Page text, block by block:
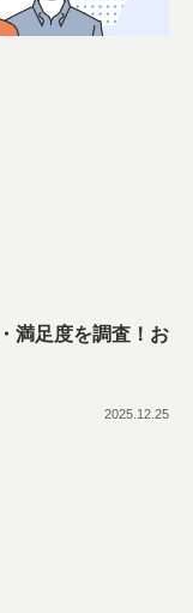
満足度を調査！お
2025.12.25